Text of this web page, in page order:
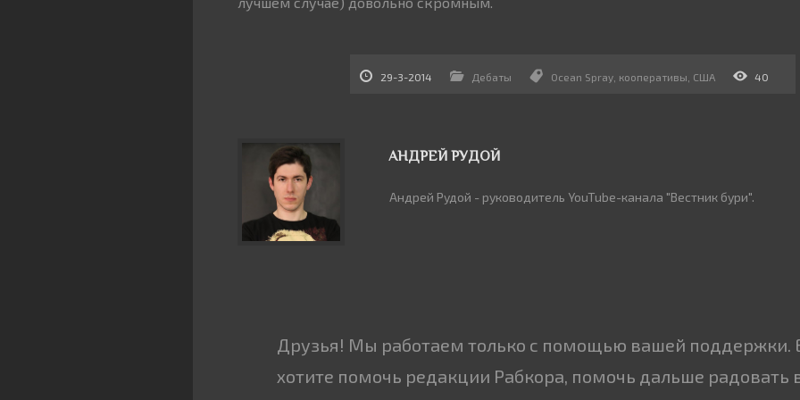
29-3-2014 Дебаты Ocean Spray, кооперативы США 40
АНДРЕЙ РУДОЙ
Андрей Рудой - руководитель YouTube-канала "Вестник бури".
Друзья! Мы работаем только с помощью вашей поддержки.
хотите помочь редакции Рабкора, помочь дальше радовать